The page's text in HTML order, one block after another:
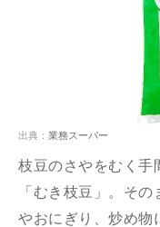
出典： 業務スーパー
枝豆のさやをむく手
「むき枝豆」。そ
やおにぎり、炒め物